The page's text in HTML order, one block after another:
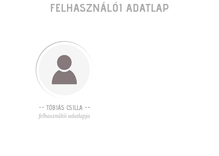
FELHASZNÁLÓI ADATLAP
-- TÓBIÁS CSILLA --
felhasználói adatlapja